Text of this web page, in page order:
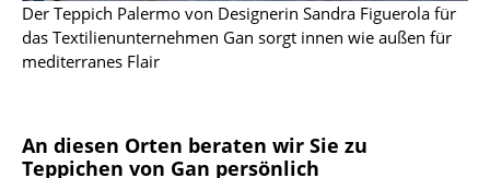
Wandregale
Sideboards & Kommoden
Beistell- & Rollcontainer
Der Teppich Palermo von Designerin Sandra Figuerola für
das Textilienunternehmen Gan sorgt innen wie außen für
mediterranes Flair
An diesen Orten beraten wir Sie zu
Teppichen von Gan persönlich